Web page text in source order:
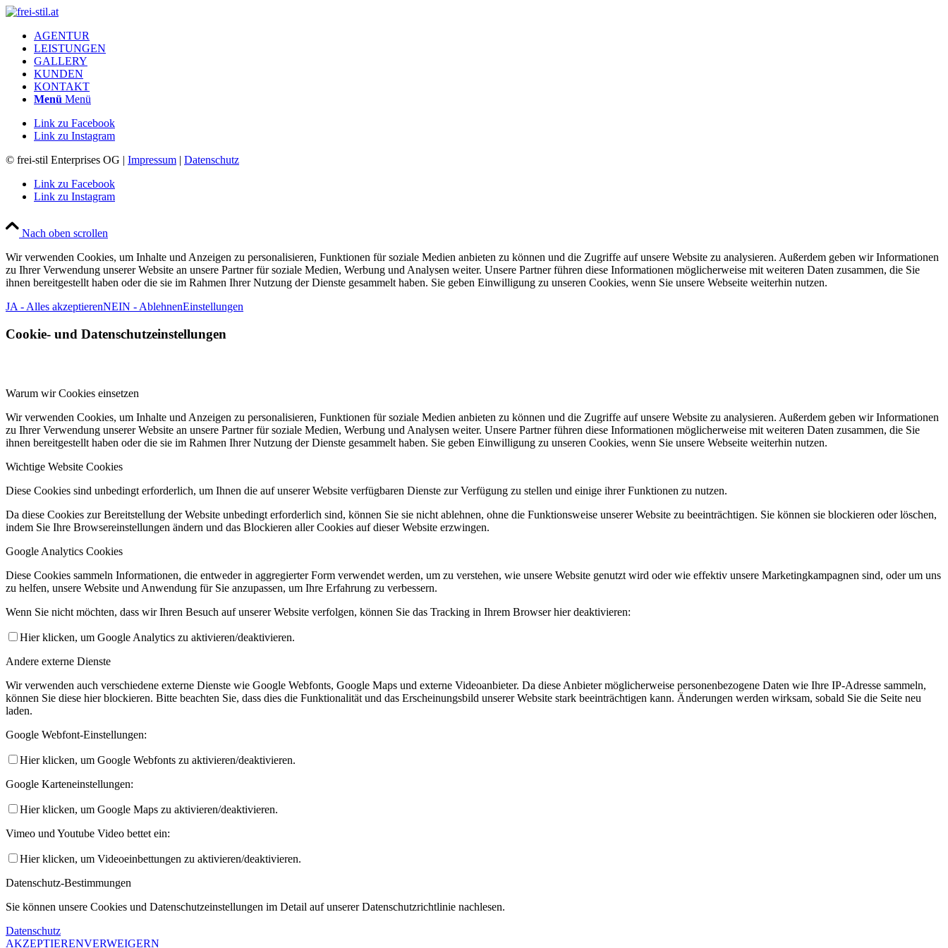
AGENTUR
LEISTUNGEN
GALLERY
KUNDEN
KONTAKT
Menü Menü
Link zu Facebook
Link zu Instagram
© frei-stil Enterprises OG | Impressum | Datenschutz
Link zu Facebook
Link zu Instagram
Nach oben scrollen
Wir verwenden Cookies, um Inhalte und Anzeigen zu personalisieren, Funktionen für soziale Medien anbieten zu können und die Zugriffe auf unsere Website zu analysieren. Außerdem geben wir Informationen
zu Ihrer Verwendung unserer Website an unsere Partner für soziale Medien, Werbung und Analysen weiter. Unsere Partner führen diese Informationen möglicherweise mit weiteren Daten zusammen, die Sie
ihnen bereitgestellt haben oder die sie im Rahmen Ihrer Nutzung der Dienste gesammelt haben. Sie geben Einwilligung zu unseren Cookies, wenn Sie unsere Webseite weiterhin nutzen.
JA - Alles akzeptierenNEIN - AblehnenEinstellungen
Cookie- und Datenschutzeinstellungen
Warum wir Cookies einsetzen
Wir verwenden Cookies, um Inhalte und Anzeigen zu personalisieren, Funktionen für soziale Medien anbieten zu können und die Zugriffe auf unsere Website zu analysieren. Außerdem geben wir Informationen
zu Ihrer Verwendung unserer Website an unsere Partner für soziale Medien, Werbung und Analysen weiter. Unsere Partner führen diese Informationen möglicherweise mit weiteren Daten zusammen, die Sie
ihnen bereitgestellt haben oder die sie im Rahmen Ihrer Nutzung der Dienste gesammelt haben. Sie geben Einwilligung zu unseren Cookies, wenn Sie unsere Webseite weiterhin nutzen.
Wichtige Website Cookies
Diese Cookies sind unbedingt erforderlich, um Ihnen die auf unserer Website verfügbaren Dienste zur Verfügung zu stellen und einige ihrer Funktionen zu nutzen.
Da diese Cookies zur Bereitstellung der Website unbedingt erforderlich sind, können Sie sie nicht ablehnen, ohne die Funktionsweise unserer Website zu beeinträchtigen. Sie können sie blockieren oder löschen,
indem Sie Ihre Browsereinstellungen ändern und das Blockieren aller Cookies auf dieser Website erzwingen.
Google Analytics Cookies
Diese Cookies sammeln Informationen, die entweder in aggregierter Form verwendet werden, um zu verstehen, wie unsere Website genutzt wird oder wie effektiv unsere Marketingkampagnen sind, oder um uns
zu helfen, unsere Website und Anwendung für Sie anzupassen, um Ihre Erfahrung zu verbessern.
Wenn Sie nicht möchten, dass wir Ihren Besuch auf unserer Website verfolgen, können Sie das Tracking in Ihrem Browser hier deaktivieren:
Hier klicken, um Google Analytics zu aktivieren/deaktivieren.
Andere externe Dienste
Wir verwenden auch verschiedene externe Dienste wie Google Webfonts, Google Maps und externe Videoanbieter. Da diese Anbieter möglicherweise personenbezogene Daten wie Ihre IP-Adresse sammeln,
können Sie diese hier blockieren. Bitte beachten Sie, dass dies die Funktionalität und das Erscheinungsbild unserer Website stark beeinträchtigen kann. Änderungen werden wirksam, sobald Sie die Seite neu
laden.
Google Webfont-Einstellungen:
Hier klicken, um Google Webfonts zu aktivieren/deaktivieren.
Google Karteneinstellungen:
Hier klicken, um Google Maps zu aktivieren/deaktivieren.
Vimeo und Youtube Video bettet ein:
Hier klicken, um Videoeinbettungen zu aktivieren/deaktivieren.
Datenschutz-Bestimmungen
Sie können unsere Cookies und Datenschutzeinstellungen im Detail auf unserer Datenschutzrichtlinie nachlesen.
Datenschutz
AKZEPTIERENVERWEIGERN